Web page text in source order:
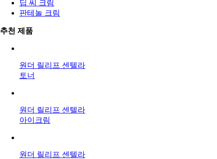
딥 씨 크림
판테놀 크림
추천 제품
원더 릴리프 센텔라
토너
원더 릴리프 센텔라
아이크림
원더 릴리프 센텔라